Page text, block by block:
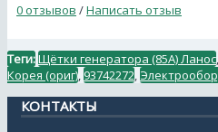
0 отзывов /Написать отзыв
Теги:Щётки генератора (85А) Ланос
Корея (ориг) 93742272
КОНТАКТЫ